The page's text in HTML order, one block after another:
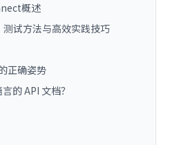
概述
试方法与高效实践技巧
正确姿势
的 API 文档？